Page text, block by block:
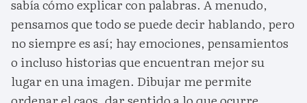
sabía cómo explicar con palabras. A menudo,
pensamos que todo se puede decir hablando, pero
no siempre es así; hay emociones, pensamientos
o incluso historias que encuentran mejor su
lugar en una imagen. Dibujar me permite